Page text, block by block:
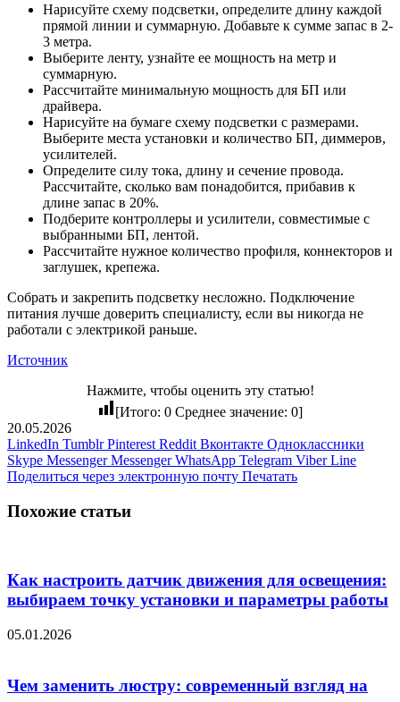
Нарисуйте схему подсветки, определите длину каждой
прямой линии и суммарную. Добавьте к сумме запас в 2-
3 метра.
Выберите ленту, узнайте ее мощность на метр и
суммарную.
Рассчитайте минимальную мощность для БП или
драйвера.
Нарисуйте на бумаге схему подсветки с размерами.
Выберите места установки и количество БП, диммеров,
усилителей.
Определите силу тока, длину и сечение провода.
Рассчитайте, сколько вам понадобится, прибавив к
длине запас в 20%.
Подберите контроллеры и усилители, совместимые с
выбранными БП, лентой.
Рассчитайте нужное количество профиля, коннекторов и
заглушек, крепежа.
Собрать и закрепить подсветку несложно. Подключение
питания лучше доверить специалисту, если вы никогда не
работали с электрикой раньше.
Источник
Нажмите, чтобы оценить эту статью!
[Итого: 0 Среднее значение: 0]
20.05.2026
LinkedIn Tumblr Pinterest Reddit Вконтакте Одноклассники
Skype Messenger Messenger WhatsApp Telegram Viber Line
Поделиться через электронную почту Печатать
Похожие статьи
Как настроить датчик движения для освещения:
выбираем точку установки и параметры работы
05.01.2026
Чем заменить люстру: современный взгляд на